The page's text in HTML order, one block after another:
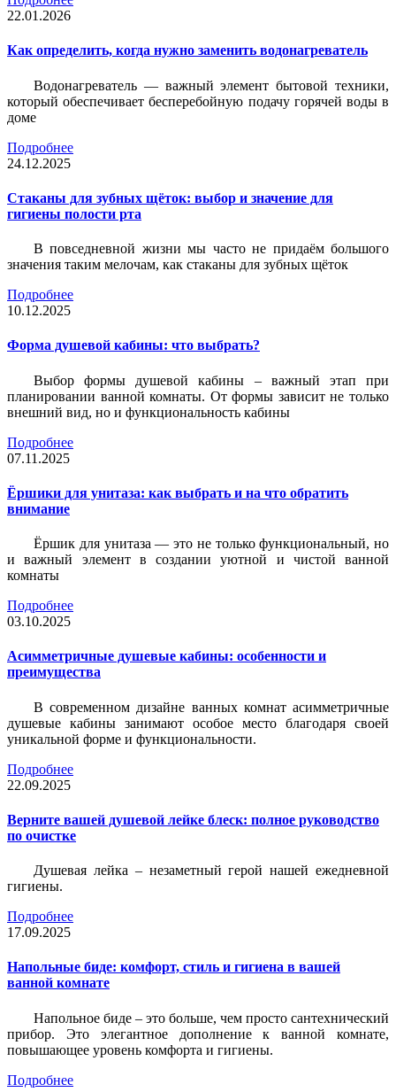
22.01.2026
Как определить, когда нужно заменить водонагреватель
Водонагреватель — важный элемент бытовой техники,
который обеспечивает бесперебойную подачу горячей воды в
доме
Подробнее
24.12.2025
Стаканы для зубных щёток: выбор и значение для
гигиены полости рта
В повседневной жизни мы часто не придаём большого
значения таким мелочам, как стаканы для зубных щёток
Подробнее
10.12.2025
Форма душевой кабины: что выбрать?
Выбор формы душевой кабины – важный этап при
планировании ванной комнаты. От формы зависит не только
внешний вид, но и функциональность кабины
Подробнее
07.11.2025
Ёршики для унитаза: как выбрать и на что обратить
внимание
Ёршик для унитаза — это не только функциональный, но
и важный элемент в создании уютной и чистой ванной
комнаты
Подробнее
03.10.2025
Асимметричные душевые кабины: особенности и
преимущества
В современном дизайне ванных комнат асимметричные
душевые кабины занимают особое место благодаря своей
уникальной форме и функциональности.
Подробнее
22.09.2025
Верните вашей душевой лейке блеск: полное руководство
по очистке
Душевая лейка – незаметный герой нашей ежедневной
гигиены.
Подробнее
17.09.2025
Напольные биде: комфорт, стиль и гигиена в вашей
ванной комнате
Напольное биде – это больше, чем просто сантехнический
прибор. Это элегантное дополнение к ванной комнате,
повышающее уровень комфорта и гигиены.
Подробнее